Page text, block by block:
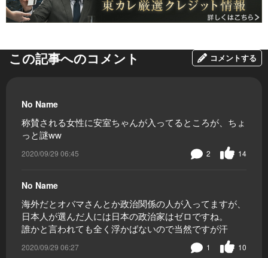
この記事へのコメント コメントする
No Name
称賛される女性に安室ちゃんが入ってるところが、ちょ
っと謎ww
2020/09/29 06:45 14
2
No Name
海外だとオバマさんとか政治関係の人が入ってますが、
日本人が選んだ人には日本の政治家はゼロですね。
誰かと言われても全く浮かばないので当然ですが汗
2020/09/29 06:27 10
1